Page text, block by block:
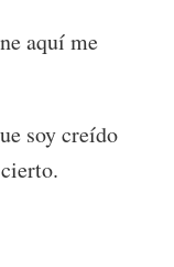
aquí me
soy creído